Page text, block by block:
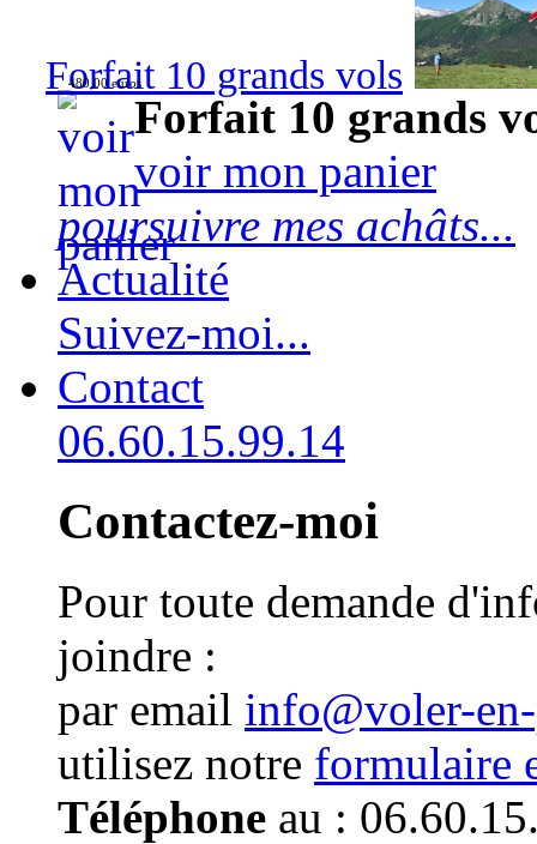
Forfait 10 grands vols
480,00 euros
Forfait 10 grands
voir mon panier
poursuivre mes achâts...
Actualité
Suivez-moi...
Contact
06.60.15.99.14
Contactez-moi
Pour toute demande
joindre :
par email info@voler-
utilisez notre formulaire
Téléphone au :